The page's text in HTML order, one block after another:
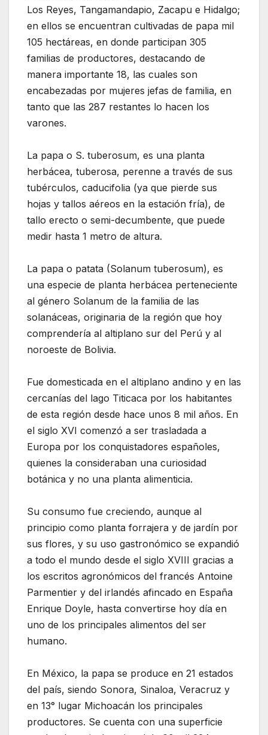
Los Reyes, Tangamandapio, Zacapu e Hidalgo;
en ellos se encuentran cultivadas de papa mil
105 hectáreas, en donde participan 305
familias de productores, destacando de
manera importante 18, las cuales son
encabezadas por mujeres jefas de familia, en
tanto que las 287 restantes lo hacen los
varones.
La papa o S. tuberosum, es una planta
herbácea, tuberosa, perenne a través de sus
tubérculos, caducifolia (ya que pierde sus
hojas y tallos aéreos en la estación fría), de
tallo erecto o semi-decumbente, que puede
medir hasta 1 metro de altura.
La papa o patata (Solanum tuberosum), es
una especie de planta herbácea perteneciente
al género Solanum de la familia de las
solanáceas, originaria de la región que hoy
comprendería al altiplano sur del Perú y al
noroeste de Bolivia.
Fue domesticada en el altiplano andino y en las
cercanías del lago Titicaca por los habitantes
de esta región desde hace unos 8 mil años. En
el siglo XVI comenzó a ser trasladada a
Europa por los conquistadores españoles,
quienes la consideraban una curiosidad
botánica y no una planta alimenticia.
Su consumo fue creciendo, aunque al
principio como planta forrajera y de jardín por
sus flores, y su uso gastronómico se expandió
a todo el mundo desde el siglo XVIII gracias a
los escritos agronómicos del francés Antoine
Parmentier y del irlandés afincado en España
Enrique Doyle, hasta convertirse hoy día en
uno de los principales alimentos del ser
humano.
En México, la papa se produce en 21 estados
del país, siendo Sonora, Sinaloa, Veracruz y
en 13° lugar Michoacán los principales
productores. Se cuenta con una superficie